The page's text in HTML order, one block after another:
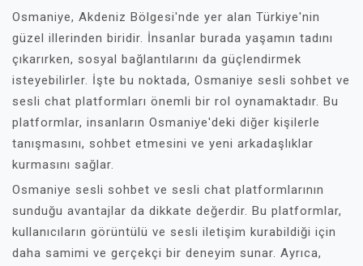
Osmaniye, Akdeniz Bölgesi'nde yer alan Türkiye'nin
güzel illerinden biridir. İnsanlar burada yaşamın tadını
çıkarırken, sosyal bağlantılarını da güçlendirmek
isteyebilirler. İşte bu noktada, Osmaniye sesli sohbet ve
sesli chat platformları önemli bir rol oynamaktadır. Bu
platformlar, insanların Osmaniye'deki diğer kişilerle
tanışmasını, sohbet etmesini ve yeni arkadaşlıklar
kurmasını sağlar.
Osmaniye sesli sohbet ve sesli chat platformlarının
sunduğu avantajlar da dikkate değerdir. Bu platformlar,
kullanıcıların görüntülü ve sesli iletişim kurabildiği için
daha samimi ve gerçekçi bir deneyim sunar. Ayrıca,